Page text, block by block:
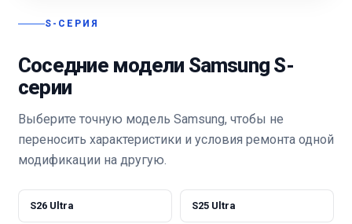
S-СЕРИЯ
Соседние модели Samsung S-
серии
Выберите точную модель Samsung, чтобы не
переносить характеристики и условия ремонта одной
модификации на другую.
S26 Ultra S25 Ultra